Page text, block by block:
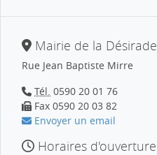
Mairie de la Désirade
Rue Jean Baptiste Mirre
Tél. 0590 20 01 76
Fax 0590 20 03 82
Envoyer un email
Horaires d'ouverture